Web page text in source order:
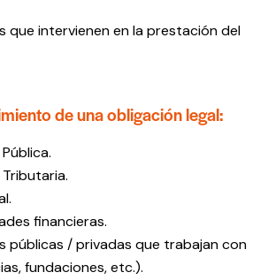
que intervienen en la prestación del
de una obligación legal:
financieras.
públicas / privadas que trabajan con
fundaciones, etc.).